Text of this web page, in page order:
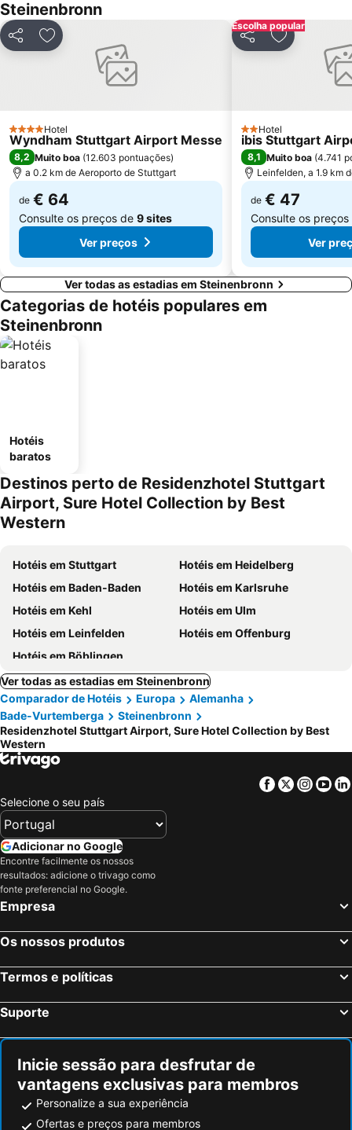
Steinenbronn
PartilharAdicionar aos favoritos
4 Estrelas
Hotel
Wyndham Stuttgart Airport Messe
8,2 Muito boa (12.603 pontuações)
a 0.2 km de Aeroporto de Stuttgart
de € 64
Consulte os preços de 9 sites
Ver preços
Escolha popular
PartilharAdicionar
2 Estrelas
Hotel
ibis Stuttgart
8,1 Muito boa (4.741
Leinfelden, a 1.9 km
de € 47
Consulte os
Ver
Ver todas as estadias em Steinenbronn
Categorias de hotéis populares em
Steinenbronn
Hotéis
baratos
Destinos perto de Residenzhotel Stuttgart
Airport, Sure Hotel Collection by Best
Western
Hotéis em Stuttgart
Hotéis em Heidelberg
Hotéis em Baden-Baden
Hotéis em Karlsruhe
Hotéis em Kehl
Hotéis em Ulm
Hotéis em Leinfelden
Hotéis em Offenburg
Hotéis em Böblingen
Ver todas as estadias em Steinenbronn
Comparador de Hotéis
Europa
Alemanha
Bade-Vurtemberga
Steinenbronn
Residenzhotel Stuttgart Airport, Sure Hotel Collection by Best
Western
Facebook
Twitter
Selecione o seu país
Adicionar no Google
Encontre facilmente os nossos
resultados: adicione o trivago como
fonte preferencial no Google.
Empresa
Os nossos produtos
Termos e políticas
Suporte
Inicie sessão para desfrutar de
vantagens exclusivas para membros
Personalize a sua experiência
Ofertas e preços para membros